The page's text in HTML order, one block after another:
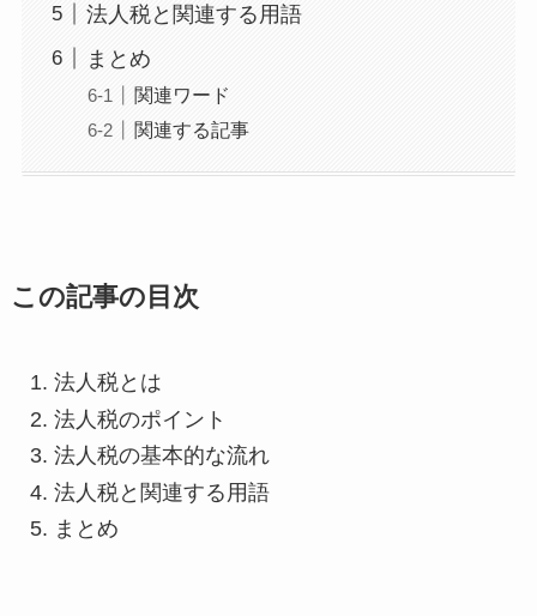
法人税と関連する用語
まとめ
関連ワード
関連する記事
この記事の目次
法人税とは
法人税のポイント
法人税の基本的な流れ
法人税と関連する用語
まとめ